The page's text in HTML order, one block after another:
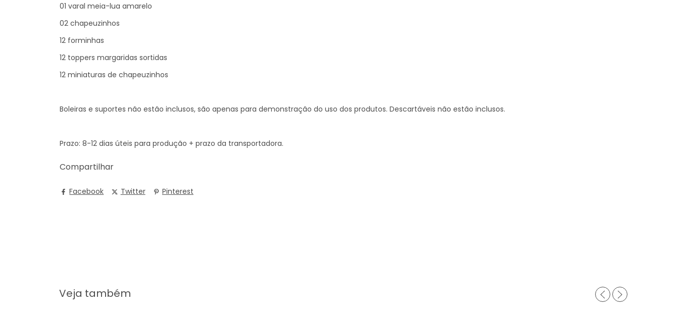
01 varal meia-lua amarelo
02 chapeuzinhos
12 forminhas
12 toppers margaridas sortidas
12 miniaturas de chapeuzinhos
Boleiras e suportes não estão inclusos, são apenas para demonstração do uso dos produtos. Descartáveis não estão inclusos.
Prazo: 8-12 dias úteis para produção + prazo da transportadora.
Compartilhar
Facebook Twitter Pinterest
Veja também